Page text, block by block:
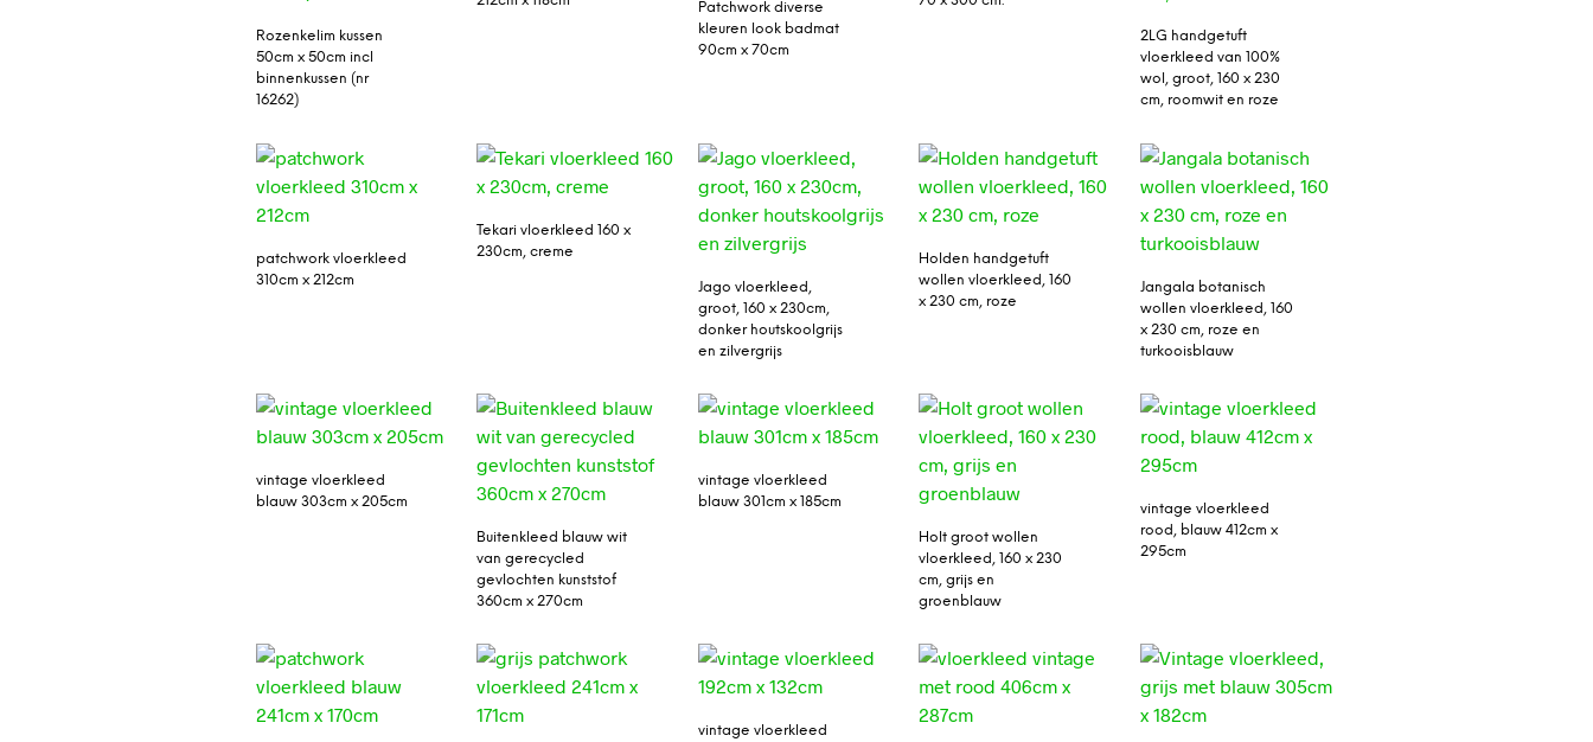
Rozenkelim kussen
50cm x 50cm incl
binnenkussen (nr
16262)
Patchwork diverse
kleuren look badmat
90cm x 70cm
2LG handgetuft
vloerkleed van 100%
wol, groot, 160 x 230
cm, roomwit en roze
patchwork vloerkleed
310cm x 212cm
Tekari vloerkleed 160 x
230cm, creme
Jago vloerkleed,
groot, 160 x 230cm,
donker houtskoolgrijs
en zilvergrijs
Holden handgetuft
wollen vloerkleed, 160
x 230 cm, roze
Jangala botanisch
wollen vloerkleed, 160
x 230 cm, roze en
turkooisblauw
vintage vloerkleed
blauw 303cm x 205cm
Buitenkleed blauw wit
van gerecycled
gevlochten kunststof
360cm x 270cm
vintage vloerkleed
blauw 301cm x 185cm
Holt groot wollen
vloerkleed, 160 x 230
cm, grijs en
groenblauw
vintage vloerkleed
rood, blauw 412cm x
295cm
vintage vloerkleed